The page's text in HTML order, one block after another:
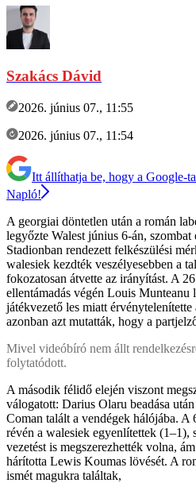
Szakács Dávid
2026. június 07., 11:55
2026. június 07., 11:54
Itt állíthatja be, hogy a Google-
Napló!
A georgiai döntetlen után a román
legyőzte Walest június 6-án, szombat
Stadionban rendezett felkészülési
walesiek kezdték veszélyesebben a
fokozatosan átvette az irányítást. A
ellentámadás végén Louis Munteanu
játékvezető les miatt
azonban azt mutatták, hogy a
Mivel videóbíró nem állt
folytatódott.
A második félidő elején viszont
válogatott: Darius Olaru beadása
Coman talált a vendégek hálójába.
révén a walesiek egyenlítettek (1–1),
vezetést is megszerezhették volna,
hárította Lewis Koumas lövését. A
ismét magukra találtak,